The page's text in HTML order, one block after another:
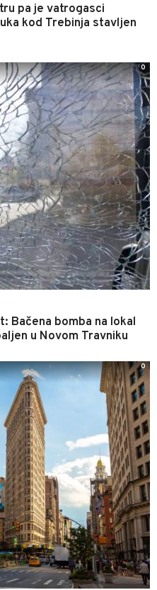
pa je vatrogasci
kod Trebinja stavljen
Bačena bomba na lokal
u Novom Travniku
0
0